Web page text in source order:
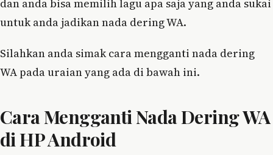
dan anda bisa memilih lagu apa saja yang anda sukai
untuk anda jadikan nada dering WA.
Silahkan anda simak cara mengganti nada dering
WA pada uraian yang ada di bawah ini.
Cara Mengganti Nada Dering WA
di HP Android